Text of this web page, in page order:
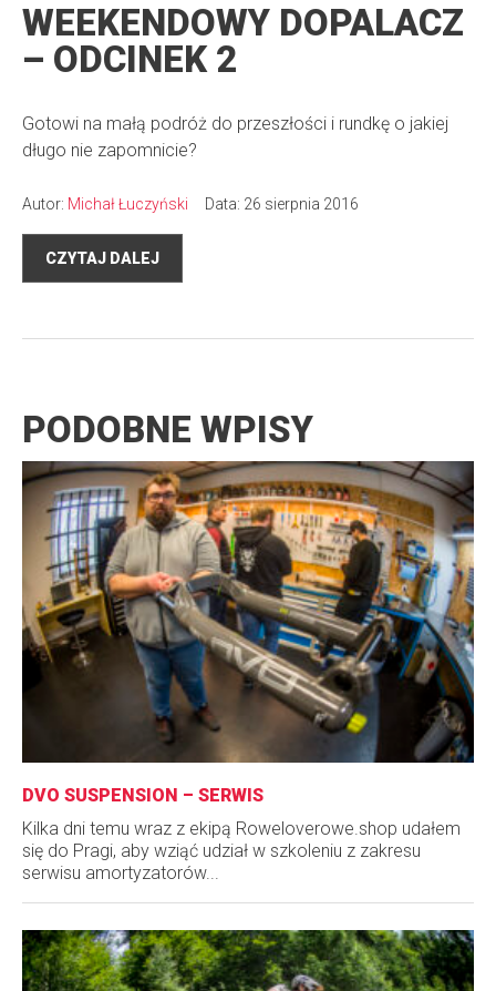
WEEKENDOWY DOPALACZ
– ODCINEK 2
Gotowi na małą podróż do przeszłości i rundkę o jakiej
długo nie zapomnicie?
Autor: Michał Łuczyński Data: 26 sierpnia 2016
CZYTAJ DALEJ
PODOBNE WPISY
DVO SUSPENSION – SERWIS
Kilka dni temu wraz z ekipą Roweloverowe.shop udałem
się do Pragi, aby wziąć udział w szkoleniu z zakresu
serwisu amortyzatorów...